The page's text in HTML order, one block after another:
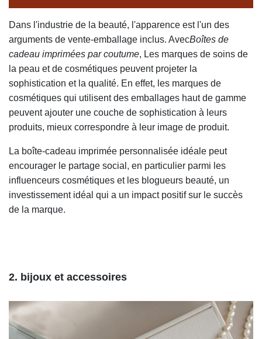
Dans l'industrie de la beauté, l'apparence est l'un des
arguments de vente-emballage inclus. AvecBoîtes de
cadeau imprimées par coutume, Les marques de soins de
la peau et de cosmétiques peuvent projeter la
sophistication et la qualité. En effet, les marques de
cosmétiques qui utilisent des emballages haut de gamme
peuvent ajouter une couche de sophistication à leurs
produits, mieux correspondre à leur image de produit.
La boîte-cadeau imprimée personnalisée idéale peut
encourager le partage social, en particulier parmi les
influenceurs cosmétiques et les blogueurs beauté, un
investissement idéal qui a un impact positif sur le succès
de la marque.
2. bijoux et accessoires